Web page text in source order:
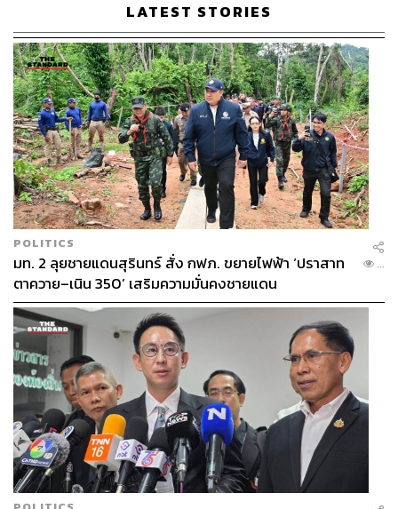
LATEST STORIES
POLITICS
มท. 2 ลุยชายแดนสุรินทร์ สั่ง กฟภ. ขยายไฟฟ้า ‘ปราสาท
ตาควาย–เนิน 350’ เสริมความมั่นคงชายแดน
...